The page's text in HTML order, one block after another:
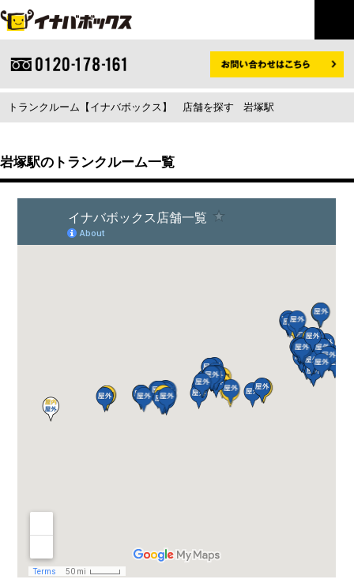
トランクルーム【イナバボックス】 店舗を探す 岩塚駅
岩塚駅のトランクルーム一覧